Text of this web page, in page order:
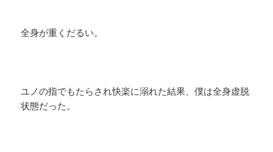
全身が重くだるい。
ユノの指でもたらされ快楽に溺れた結果、僕は全身虚脱
状態だった。